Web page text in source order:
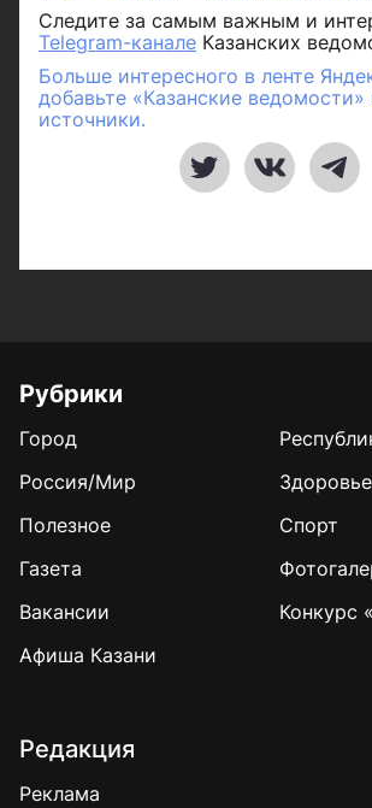
Следите за самым важным и
Telegram-канале Казанских
Больше интересного в ленте
добавьте «Казанские
источники.
Рубрики
Город
Россия/Мир
Здоровье
Полезное
Спорт
Газета
Вакансии
Конкурс
Афиша Казани
Редакция
Реклама